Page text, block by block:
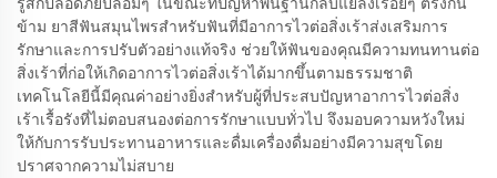
ข้าม ยาสีฟันสมุนไพรสำหรับฟันที่มีอาการไวต่อสิ่งเร้าส่งเสริมการ
รักษาและการปรับตัวอย่างแท้จริง ช่วยให้ฟันของคุณมีความทนทานต่อ
สิ่งเร้าที่ก่อให้เกิดอาการไวต่อสิ่งเร้าได้มากขึ้นตามธรรมชาติ
เทคโนโลยีนี้มีคุณค่าอย่างยิ่งสำหรับผู้ที่ประสบปัญหาอาการไวต่อสิ่ง
เร้าเรื้อรังที่ไม่ตอบสนองต่อการรักษาแบบทั่วไป จึงมอบความหวังใหม่
ให้กับการรับประทานอาหารและดื่มเครื่องดื่มอย่างมีความสุขโดย
ปราศจากความไม่สบาย